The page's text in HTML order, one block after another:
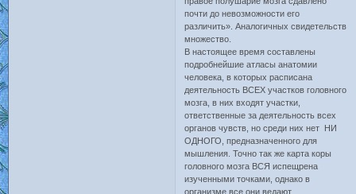
почти до невозможности его
различить». Аналогичных свидетельств
множество.
В настоящее время составлены
подробнейшие атласы анатомии
человека, в которых расписана
деятельность ВСЕХ участков головного
мозга, в них входят участки,
ответственные за деятельность всех
органов чувств, но среди них нет НИ
ОДНОГО, предназначенного для
мышления. Точно так же карта коры
головного мозга ВСЯ испещрена
изученными точками, однако в
организме все они ведают